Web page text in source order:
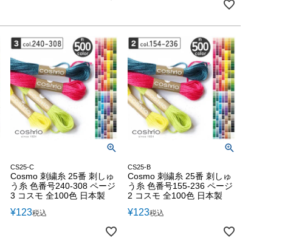
CS25-C
Cosmo 刺繍糸 25番 刺しゅ
う糸 色番号240-308 ページ
3 コスモ 全100色 日本製
¥123税込
CS25-B
Cosmo 刺繍糸 25番 刺しゅ
う糸 色番号155-236 ページ
2 コスモ 全100色 日本製
¥123税込